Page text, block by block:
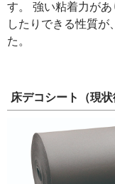
す。 強い粘着力が
したりできる性質が
た。
床デコシート（現状